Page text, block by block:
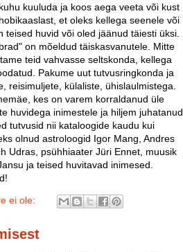
kuuluda ja koos aega veeta või kust
et oleks kellega seenele või
huvid või oled jäänud täiesti üksi.
on mõeldud täiskasvanutele. Mitte
teid vahvasse seltskonda, kellega
Pakume uut tutvusringkonda ja
reisimuljete, külaliste, ühislaulmistega.
kes on varem korraldanud üle
huvidega inimestele ja hiljem juhatanud
tutvusid nii kataloogide kaudu kui
olnud astroloogid Igor Mang, Andres
Udras, psühhiaater Jüri Ennet, muusik
ja teised huvitavad inimesed.
ei ole: